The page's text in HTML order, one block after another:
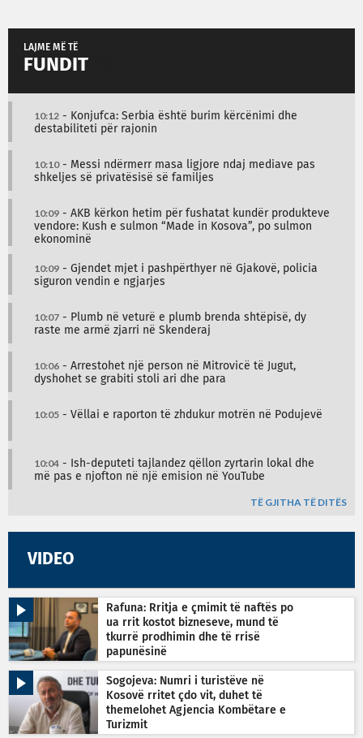
LAJME MË TË
FUNDIT
10:12 - Konjufca: Serbia është burim kërcënimi dhe
destabiliteti për rajonin
10:10- Messi ndërmerr masa ligjore ndaj mediave pas
shkeljes së privatësisë së familjes
10:09 - AKB kërkon hetim për fushatat kundër produkteve
vendore: Kush e sulmon “Made in Kosova”, po sulmon
ekonominë
10:09 - Gjendet mjet i pashpërthyer në Gjakovë, policia
siguron vendin e ngjarjes
10:07 - Plumb në veturë e plumb brenda shtëpisë, dy
raste me armë zjarri në Skenderaj
10:06 - Arrestohet një person në Mitrovicë të Jugut,
dyshohet se grabiti stoli ari dhe para
10:05 - Vëllai e raporton të zhdukur motrën në Podujevë
10:04 - Ish-deputeti tajlandez qëllon zyrtarin lokal dhe
më pas e njofton në një emision në YouTube
TË GJITHA TË DITËS
VIDEO
Rafuna: Rritja e çmimit të naftës po
ua rrit kostot bizneseve, mund të
tkurrë prodhimin dhe të rrisë
papunësinë
Sogojeva: Numri i turistëve në
Kosovë rritet çdo vit, duhet të
themelohet Agjencia Kombëtare e
Turizmit